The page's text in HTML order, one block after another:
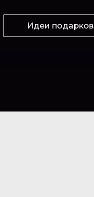
Идеи подарков